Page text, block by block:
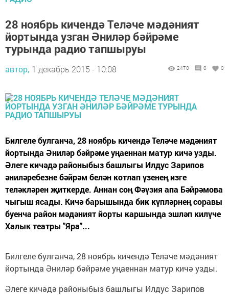
28 ноябрь кичендә Теләче мәдәният
йортында узган Әниләр бәйрәме
турында радио тапшыруы
автор, 1 декабрь 2015 - 10:08 2470 0 0
Билгеле булганча, 28 ноябрь кичендә Теләче мәдәният
йортында Әниләр бәйрәме уңаеннан матур кичә узды.
Әлеге кичәдә районыбыз башлыгы Илдус Зарипов
әниләребезне бәйрәм белән котлап үзенең изге
теләкләрен җиткерде. Аннан соң Фәүзия апа Бәйрәмова
чыгыш ясады. Кичә барышында бик күпләрнең соравы
буенча район мәдәният йорты каршында эшләп килүче
Халык театры "Яра"...
Билгеле булганча, 28 ноябрь кичендә Теләче мәдәният
йортында Әниләр бәйрәме уңаеннан матур кичә узды.
Әлеге кичәдә районыбыз башлыгы Илдус Зарипов